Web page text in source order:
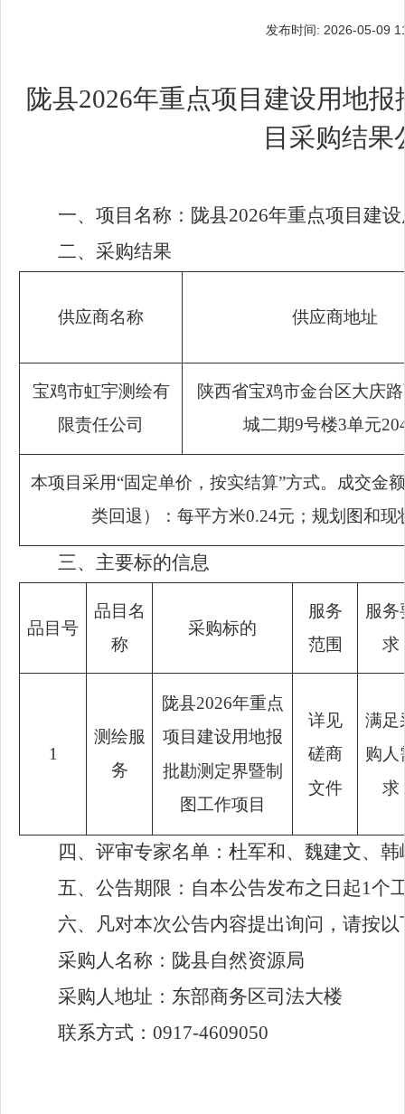
发布时间: 2026-05-09
陇县2026年重点项目建设用地
目采购结果
一、项目名称： 陇县2026年重点项目建
二、采购结果
供应商名称 供应商地址
宝鸡市虹宇测绘有
限责任公司
陕西省宝鸡市金台区大庆
城二期9号楼3单元
本项目采用“固定单价，按实结算”方式。成交金
类回退）：每平方米0.24元；规划图和
三、主要标的信息
品目号
品目名
称
采购标的
服务
范围
服务
求
1
测绘服
务
陇县2026年重点
项目建设用地报
批勘测定界暨制
图工作项目
详见
磋商
文件
满足
购人
求
四、评审专家名单： 杜军和、魏建文、韩
五、公告期限： 自本公告发布之日起1个
六、凡对本次公告内容提出询问，请按
采购人名称：陇县自然资源局
采购人地址：东部商务区司法大楼
联系方式：0917-4609050